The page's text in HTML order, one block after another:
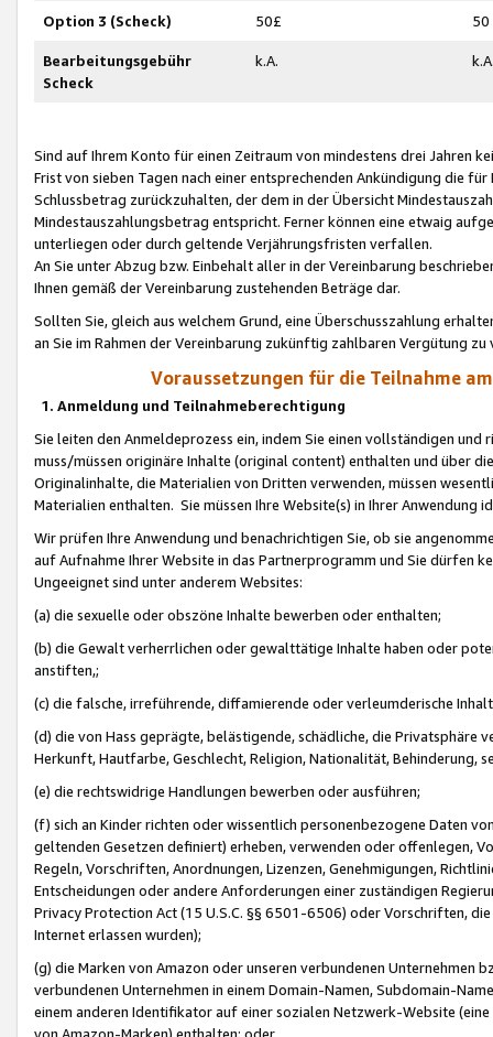
Option 3 (Scheck) 50£ 50
Bearbeitungsgebühr
Scheck
k.A.
Sind auf Ihrem Konto für einen Zeitraum von mindestens drei Jahren
Frist von sieben Tagen nach einer entsprechenden Ankündigung die
Schlussbetrag zurückzuhalten, der dem in der Übersicht
Mindestauszahlungsbetrag entspricht. Ferner können eine etwaig
unterliegen oder durch geltende Verjährungsfristen verfallen.
An Sie unter Abzug bzw. Einbehalt aller in der Vereinbarung
Ihnen gemäß der Vereinbarung zustehenden Beträge dar.
Sollten Sie, gleich aus welchem Grund, eine Überschusszahlung
an Sie im Rahmen der Vereinbarung zukünftig zahlbaren Vergütung zu
Voraussetzungen für die Teilnahme
1. Anmeldung und Teilnahmeberechtigung
Sie leiten den Anmeldeprozess ein, indem Sie einen vollständigen
muss/müssen originäre Inhalte (original content) enthalten und über
Originalinhalte, die Materialien von Dritten verwenden, müssen
Materialien enthalten. Sie müssen Ihre Website(s) in Ihrer Anwendung
Wir prüfen Ihre Anwendung und benachrichtigen Sie, ob sie
auf Aufnahme Ihrer Website in das Partnerprogramm und Sie dürfen
Ungeeignet sind unter anderem Websites:
(a) die sexuelle oder obszöne Inhalte bewerben oder enthalten;
(b) die Gewalt verherrlichen oder gewalttätige Inhalte haben oder
anstiften,;
(c) die falsche, irreführende, diffamierende oder verleumderische
(d) die von Hass geprägte, belästigende, schädliche, die Privatsphäre
Herkunft, Hautfarbe, Geschlecht, Religion, Nationalität, Behinderung,
(e) die rechtswidrige Handlungen bewerben oder ausführen;
(f) sich an Kinder richten oder wissentlich personenbezogene Daten
geltenden Gesetzen definiert) erheben, verwenden oder offenlegen,
Regeln, Vorschriften, Anordnungen, Lizenzen, Genehmigungen,
Entscheidungen oder andere Anforderungen einer zuständigen
Privacy Protection Act (15 U.S.C. §§ 6501-6506) oder Vorschriften,
Internet erlassen wurden);
(g) die Marken von Amazon oder unseren verbundenen Unternehmen
verbundenen Unternehmen in einem Domain-Namen, Subdomain-
einem anderen Identifikator auf einer sozialen Netzwerk-Website
von Amazon-Marken) enthalten; oder